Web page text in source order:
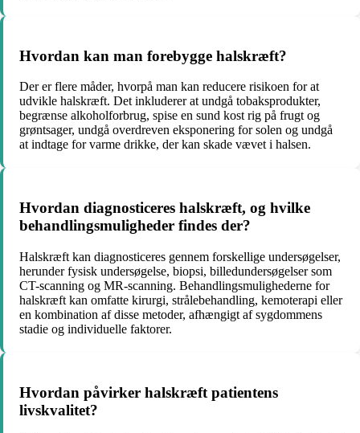
Hvordan kan man forebygge halskræft?
Der er flere måder, hvorpå man kan reducere risikoen for at
udvikle halskræft. Det inkluderer at undgå tobaksprodukter,
begrænse alkoholforbrug, spise en sund kost rig på frugt og
grøntsager, undgå overdreven eksponering for solen og undgå
at indtage for varme drikke, der kan skade vævet i halsen.
Hvordan diagnosticeres halskræft, og hvilke
behandlingsmuligheder findes der?
Halskræft kan diagnosticeres gennem forskellige undersøgelser,
herunder fysisk undersøgelse, biopsi, billedundersøgelser som
CT-scanning og MR-scanning. Behandlingsmulighederne for
halskræft kan omfatte kirurgi, strålebehandling, kemoterapi eller
en kombination af disse metoder, afhængigt af sygdommens
stadie og individuelle faktorer.
Hvordan påvirker halskræft patientens
livskvalitet?